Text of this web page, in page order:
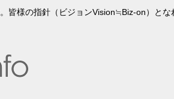
皆様の指針（ビジョンVision≒Biz-on）とな